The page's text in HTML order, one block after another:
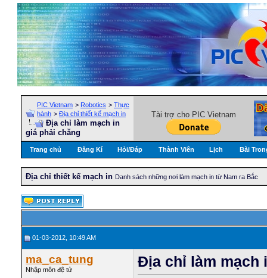
PIC Vietnam > Robotics > Thực
hành > Địa chỉ thiết kế mạch in
Địa chỉ làm mạch in
giá phải chăng
Tài trợ cho PIC Vietnam
Trang chủ Đăng Kí Hỏi/Ðáp Thành Viên Lịch Bài
Địa chỉ thiết kế mạch in Danh sách những nơi làm mạch in từ Nam ra Bắc
01-03-2012, 10:49 AM
ma_ca_tung
Nhập môn đệ tử
Địa chỉ làm mạch